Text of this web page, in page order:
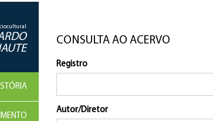
CONSULTA AO ACERVO
Registro
Autor/Diretor